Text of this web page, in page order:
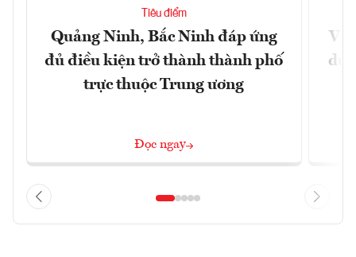
Tiêu điểm
Quảng Ninh, Bắc Ninh đáp ứng
đủ điều kiện trở thành thành phố
trực thuộc Trung ương
Đọc ngay
dư